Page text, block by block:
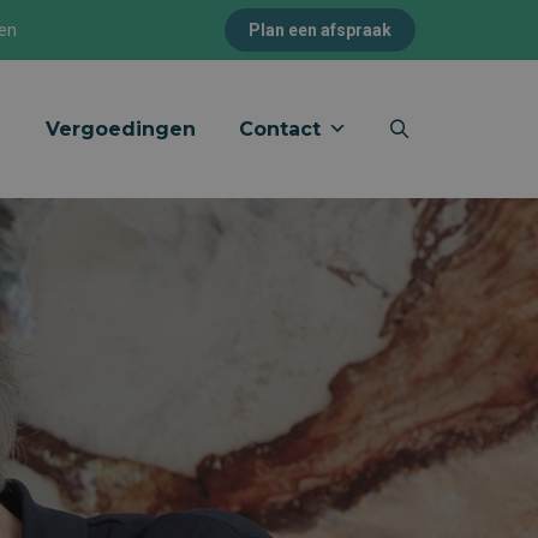
Plan een afspraak
Vergoedingen Contact